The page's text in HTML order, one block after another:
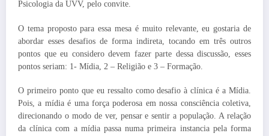
Psicologia da UVV, pelo convite.
O tema proposto para essa mesa é muito relevante, eu gostaria de
abordar esses desafios de forma indireta, tocando em três outros
pontos que eu considero devem fazer parte dessa discussão, esses
pontos seriam: 1- Mídia, 2 – Religião e 3 – Formação.
O primeiro ponto que eu ressalto como desafio à clínica é a Mídia.
Pois, a mídia é uma força poderosa em nossa consciência coletiva,
direcionando o modo de ver, pensar e sentir a população. A relação
da clínica com a mídia passa numa primeira instancia pela forma